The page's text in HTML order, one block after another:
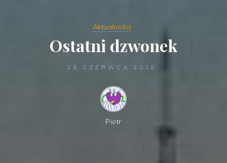
Aktualności
Ostatni dzwonek
26 CZERWCA 2018
Piotr